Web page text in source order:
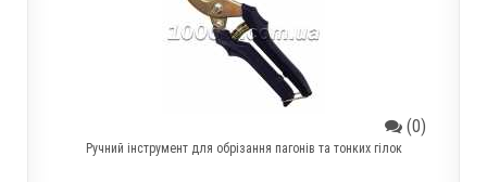
(0)
Ручний інструмент для обрізання пагонів та тонких гілок